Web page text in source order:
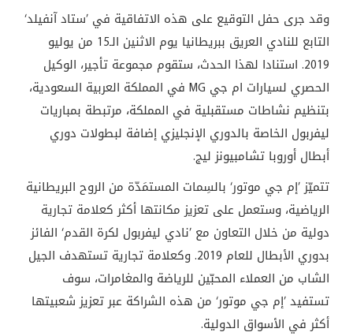
وقد جرى حفل التوقيع على هذه الاتفاقية في ’ستاد آنفيلد‘
التابع للنادي العريق ببريطانيا يوم الاثنين الـ15 من يوليو
2019. استنادا لهذا الحدث، ستقوم مجموعة تأجير، الوكيل
الحصري لسيارات ام جي MG في المملكة العربية السعودية،
بتنظيم نشاطات مستقبلية في المملكة، مرتبطة بمباريات
ليفربول الخاصة بالدوري الإنجليزي إضافة لبطولات دوري
أبطال أوروبا تشامبيونز ليج.
تتميّز ’إم جي موتور‘ بالسِمات المستمَدّة من الروح البريطانية
الرياضية، وستعمل على تعزيز مكانتها أكثر كعلامة تجارية
دولية من خلال التعاون مع ’نادي ليفربول لكرة القدم‘ الفائز
بدوري الأبطال للعام 2019. وكعلامة تجارية تستهدف الجيل
الشاب من العملاء المحبّين للرياضة والمغامرات، سوف
تستفيد ’إم جي موتور‘ من هذه الشراكة عبر تعزيز شعبيتها
أكثر في الأسواق الدولية.